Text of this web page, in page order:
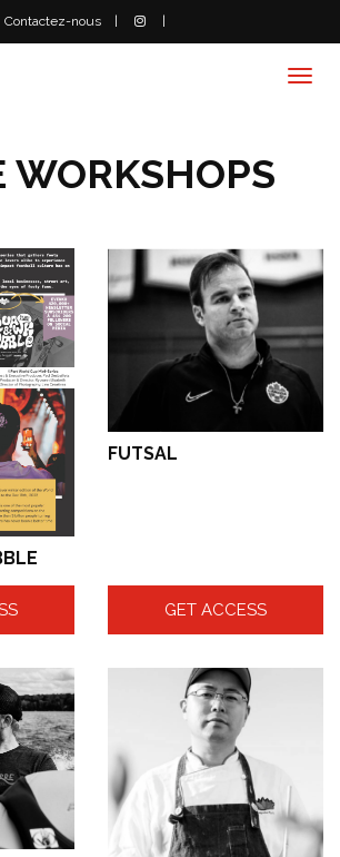
Contactez-nous
WORKSHOPS
FUTSAL
GET ACCESS